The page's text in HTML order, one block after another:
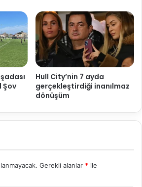
Şov
Hull City’nin 7 ayda
gerçekleştirdiği inanılmaz
dönüşüm
Gerekli alanlar * ile